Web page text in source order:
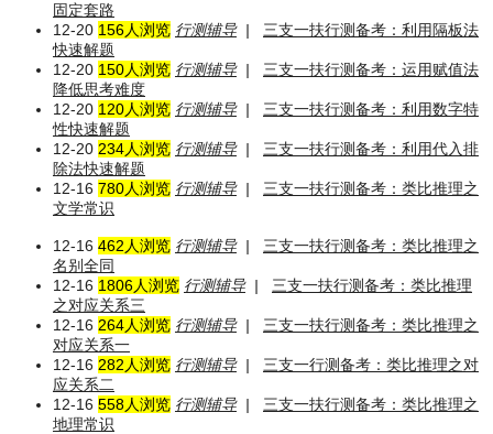
固定套路
12-20 156人浏览 行测辅导|
三支一扶行测备考：利用隔板法
快速解题
12-20 150人浏览 行测辅导|
三支一扶行测备考：运用赋值法
降低思考难度
12-20 120人浏览 行测辅导|
三支一扶行测备考：利用数字特
性快速解题
12-20 234人浏览 行测辅导|
三支一扶行测备考：利用代入排
除法快速解题
12-16 780人浏览 行测辅导|
三支一扶行测备考：类比推理之
文学常识
12-16 462人浏览 行测辅导|
三支一扶行测备考：类比推理之
名别全同
12-16 1806人浏览 行测辅导|
三支一扶行测备考：类比推理
之对应关系三
12-16 264人浏览 行测辅导|
三支一扶行测备考：类比推理之
对应关系一
12-16 282人浏览 行测辅导|
三支一行测备考：类比推理之对
应关系二
12-16 558人浏览 行测辅导|
三支一扶行测备考：类比推理之
地理常识